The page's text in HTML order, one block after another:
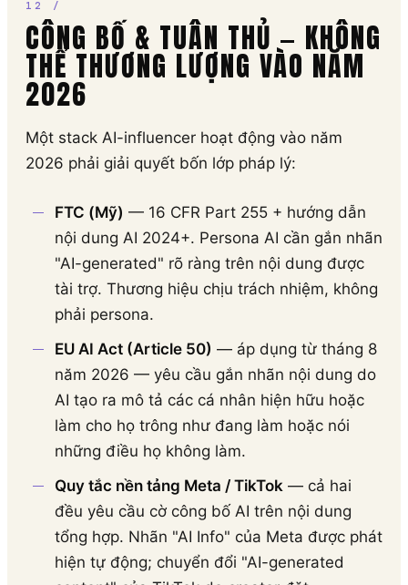
CÔNG BỐ & TUÂN THỦ — KHÔNG
THỂ THƯƠNG LƯỢNG VÀO NĂM
2026
Một stack AI-influencer hoạt động vào năm
2026 phải giải quyết bốn lớp pháp lý:
FTC (Mỹ) — 16 CFR Part 255 + hướng dẫn
nội dung AI 2024+. Persona AI cần gắn nhãn
"AI-generated" rõ ràng trên nội dung được
tài trợ. Thương hiệu chịu trách nhiệm, không
phải persona.
EU AI Act (Article 50) — áp dụng từ tháng 8
năm 2026 — yêu cầu gắn nhãn nội dung do
AI tạo ra mô tả các cá nhân hiện hữu hoặc
làm cho họ trông như đang làm hoặc nói
những điều họ không làm.
Quy tắc nền tảng Meta / TikTok — cả hai
đều yêu cầu cờ công bố AI trên nội dung
tổng hợp. Nhãn "AI Info" của Meta được phát
hiện tự động; chuyển đổi "AI-generated